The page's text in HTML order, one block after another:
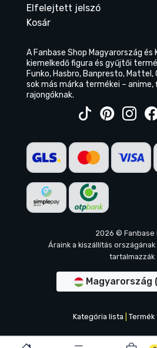
Elfelejtett jelszó
Kosár
A Fanbase Shop Magyarország
kiemelkedő figura és gyűjtői
Funko, Hasbro, Banpresto, Mattel,
sok más márka termékei –
rajongóknak.
2026 © Fanbase
Áraink a kiszállítás
tartalmazzák
Magyarország
Kategória lista